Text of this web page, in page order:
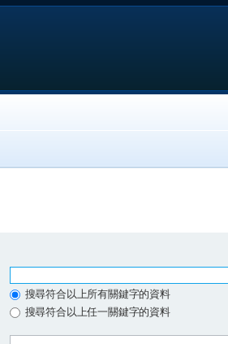
搜尋符合以上所有關鍵字的資料
搜尋符合以上任一關鍵字的資料